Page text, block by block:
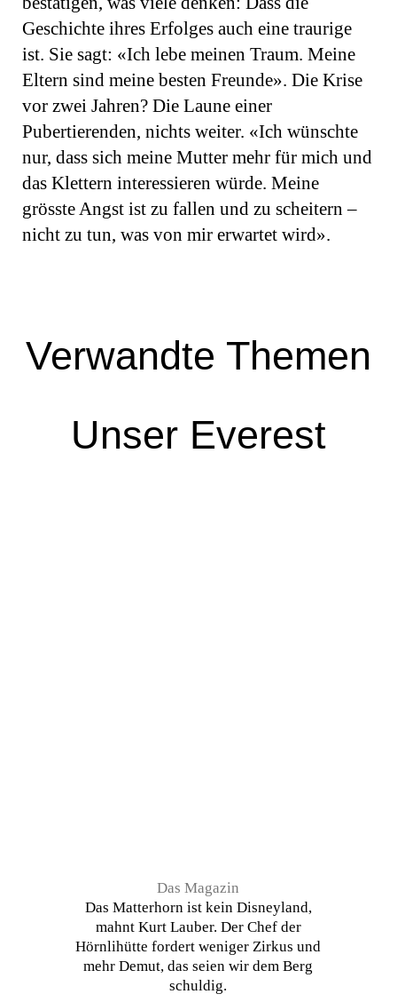
Geschichte ihres Erfolges auch eine traurige
ist. Sie sagt: «Ich lebe meinen Traum. Meine
Eltern sind meine besten Freunde». Die Krise
vor zwei Jahren? Die Laune einer
Pubertierenden, nichts weiter. «Ich wünschte
nur, dass sich meine Mutter mehr für mich und
das Klettern interessieren würde. Meine
grösste Angst ist zu fallen und zu scheitern –
nicht zu tun, was von mir erwartet wird».
Verwandte Themen
Unser Everest
Das Magazin
Das Matterhorn ist kein Disneyland,
mahnt Kurt Lauber. Der Chef der
Hörnlihütte fordert weniger Zirkus und
mehr Demut, das seien wir dem Berg
schuldig.